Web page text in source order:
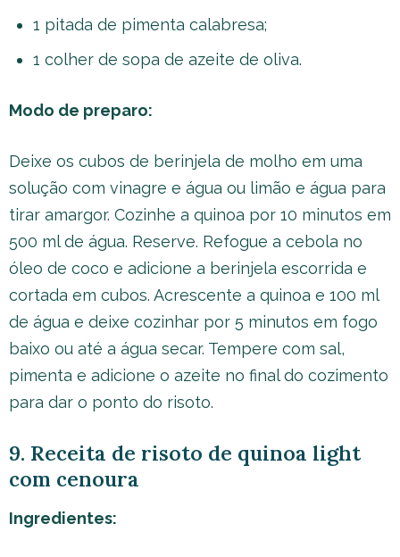
1 pitada de pimenta calabresa;
1 colher de sopa de azeite de oliva.
Modo de preparo:
Deixe os cubos de berinjela de molho em uma
solução com vinagre e água ou limão e água para
tirar amargor. Cozinhe a quinoa por 10 minutos em
500 ml de água. Reserve. Refogue a cebola no
óleo de coco e adicione a berinjela escorrida e
cortada em cubos. Acrescente a quinoa e 100 ml
de água e deixe cozinhar por 5 minutos em fogo
baixo ou até a água secar. Tempere com sal,
pimenta e adicione o azeite no final do cozimento
para dar o ponto do risoto.
9. Receita de risoto de quinoa light
com cenoura
Ingredientes: